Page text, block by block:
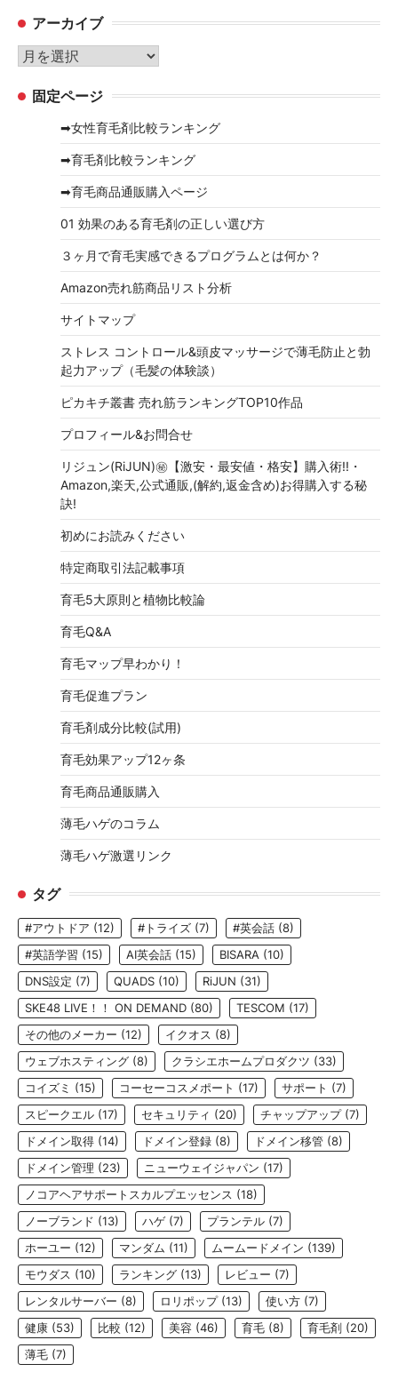
ゴ
リ
ー
アーカイブ
ア
カ 固定ページ
➡女性育毛剤比較ランキング
➡育毛剤比較ランキング
➡育毛商品通販購入ページ
01 効果のある育毛剤の正しい選び方
３ヶ月で育毛実感できるプログラムとは何か？
Amazon売れ筋商品リスト分析
サイトマップ
ストレス コントロール&頭皮マッサージで薄毛防止と勃
起力アップ（毛髪の体験談）
ピカキチ叢書 売れ筋ランキングTOP10作品
プロフィール&お問合せ
リジュン(RiJUN)㊙【激安・最安値・格安】購入術!!・
Amazon,楽天,公式通販,(解約,返金含め)お得購入する秘
訣!
初めにお読みください
特定商取引法記載事項
育毛5大原則と植物比較論
育毛Q&A
育毛マップ早わかり！
育毛促進プラン
育毛剤成分比較(試用)
育毛効果アップ12ヶ条
育毛商品通販購入
薄毛ハゲのコラム
薄毛ハゲ激選リンク
タグ
#アウトドア (12) #トライズ (7) #英会話 (8)
#英語学習 (15) AI英会話 (15) BISARA (10)
DNS設定 (7) QUADS (10) RiJUN (31)
SKE48 LIVE！！ ON DEMAND (80) TESCOM (17)
その他のメーカー (12) イクオス (8)
ウェブホスティング (8) クラシエホームプロダクツ (33)
コイズミ (15) コーセーコスメポート (17) サポート (7)
スピークエル (17) セキュリティ (20) チャップアップ(7)
ドメイン取得 (14) ドメイン登録 (8) ドメイン移管 (8)
ドメイン管理 (23) ニューウェイジャパン (17)
ノコアヘアサポートスカルプエッセンス (18)
ノーブランド (13) ハゲ (7) プランテル (7)
ホーユー (12) マンダム (11) ムームードメイン (139)
モウダス (10) ランキング (13) レビュー (7)
レンタルサーバー (8) ロリポップ(13) 使い方 (7)
健康 (53) 比較 (12) 美容 (46) 育毛 (8) 育毛剤 (20)
薄毛 (7)